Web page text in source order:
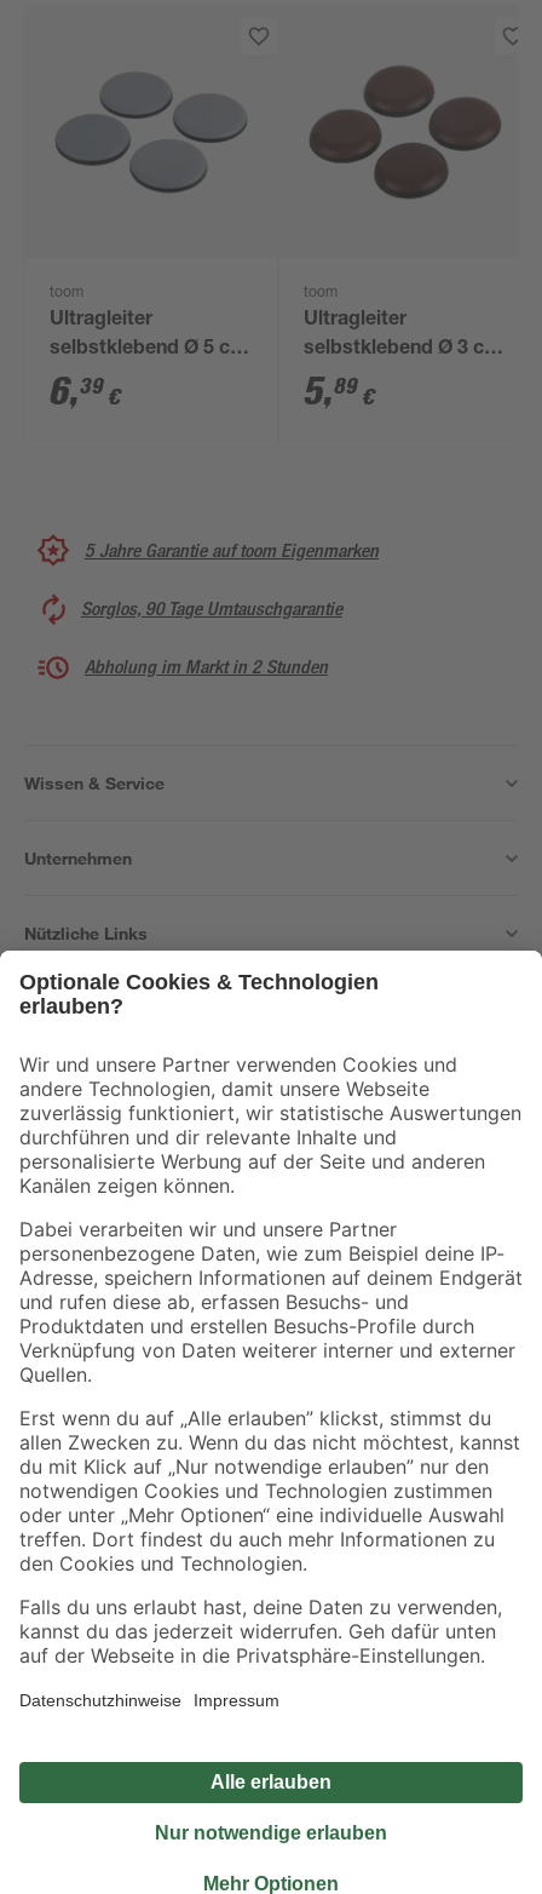
toom
Ultragleiter
selbstklebend Ø 5 cm
grau 4 Stück
6,39 €
toom
Ultragleiter
selbstklebend Ø 3 cm
braun 4 Stück
5,89 €
5 Jahre Garantie auf toom Eigenmarken
Sorglos, 90 Tage Umtauschgarantie
Abholung im Markt in 2 Stunden
Wissen & Service
Unternehmen
Nützliche Links
Der toom Newsletter: Keine Angebote und Aktionen mehr verpassen!
Zur Newsletter Anmeldung
Folge uns
Zahlungsarten Versandarten
Sicher einkaufen
Jetzt die toom-App herunterladen
Alle Preisangaben in EUR inkl. gesetzl. MwSt.. Die dargestellten Angebote sind unter
Umständen nicht in allen Märkten verfügbar. Die angegebenen Verfügbarkeiten beziehen
Produkte nur solange der Vorrat reicht.
*Paketversand ab 59 € versandkostenfrei, gilt nicht für Artikel mit Speditionsversand, hier
Privatsphäre Impressum
Nutzungsbedingungen
Widerrufsrecht
Vertrag widerrufen
© 2026 toom Baumarkt GmbH